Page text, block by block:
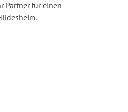
Partner für einen